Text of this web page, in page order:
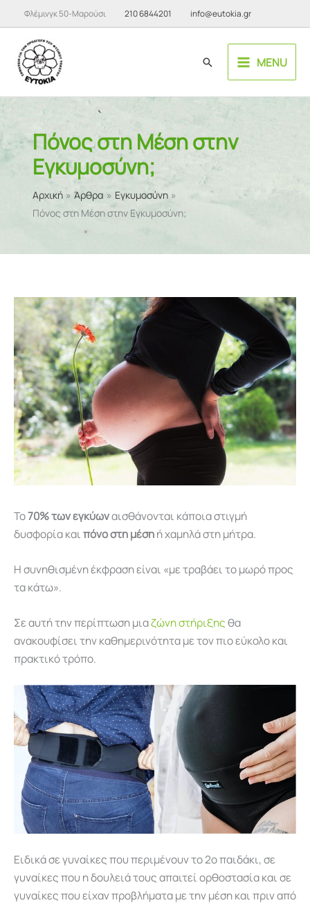
Μετάβαση
στο
περιεχόμενο
Φλέμινγκ 50-Μαρούσι 210 6844201 info@eutokia.gr
ΑναζήτησηMENU
Πόνος στη Μέση στην
Εγκυμοσύνη;
Αρχική Άρθρα
Εγκυμοσύνη
Πόνος στη Μέση στην Εγκυμοσύνη;
Το70% των εγκύωναισθάνονται κάποια στιγμή
δυσφορία καιπόνο στη μέσηή χαμηλά στη μήτρα.
Η συνηθισμένη έκφραση είναι «με τραβάει το μωρό προς
τα κάτω».
Σε αυτή την περίπτωση μιαζώνη στήριξηςθα
ανακουφίσει την καθημερινότητα με τον πιο εύκολο και
πρακτικό τρόπο.
Ειδικά σε γυναίκες που περιμένουν το 2ο παιδάκι, σε
γυναίκες που η δουλειά τους απαιτεί ορθοστασία και σε
γυναίκες που είχαν προβλήματα με την μέση και πριν από